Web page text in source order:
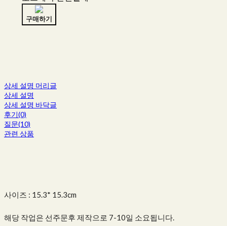
구매하기
상세 설명 머리글
상세 설명
상세 설명 바닥글
후기(0)
질문(10)
관련 상품
사이즈 : 15.3* 15.3cm
해당 작업은 선주문후 제작으로 7-10일 소요됩니다.